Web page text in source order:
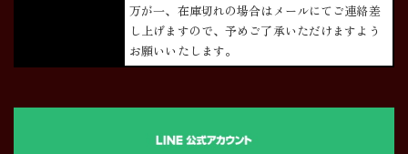
万が一、在庫切れの場合はメールにてご連絡差
し上げますので、予めご了承いただけますよう
お願いいたします。